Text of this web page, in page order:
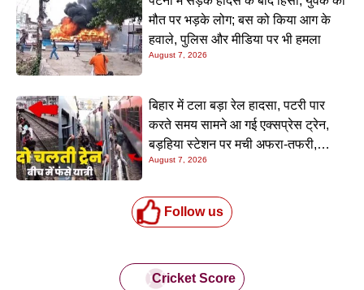
मौत पर भड़के लोग; बस को किया आग के
हवाले, पुलिस और मीडिया पर भी हमला
August 7, 2026
बिहार में टला बड़ा रेल हादसा, पटरी पार
करते समय सामने आ गई एक्सप्रेस ट्रेन,
बड़हिया स्टेशन पर मची अफरा-तफरी,
यात्रियों की लापरवाही आई सामने
August 7, 2026
Follow us
Cricket Score